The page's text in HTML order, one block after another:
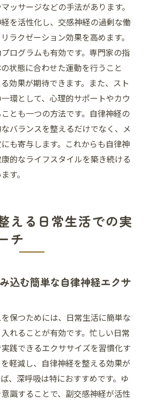
ッサージなどの手法があります。
を活性化し、交感神経の過剰な働
ラクゼーション効果を高めます。
ログラムも有効です。専門家の指
状態に合わせた運動を行うこと
効果が期待できます。また、スト
環として、心理的サポートやカウ
とも一つの方法です。自律神経の
バランスを整えるだけでなく、メ
も寄与します。これからも自律神
的なライフスタイルを築き続ける
す。
える日常生活での実
チ
込む簡単な自律神経エクサ
保つためには、日常生活に簡単な
れることが有効です。忙しい日常
践できるエクササイズを習慣化す
軽減し、自律神経を整える効果が
、深呼吸は特におすすめです。ゆ
識することで、副交感神経が活性